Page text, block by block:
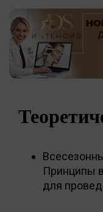
Принципы
для